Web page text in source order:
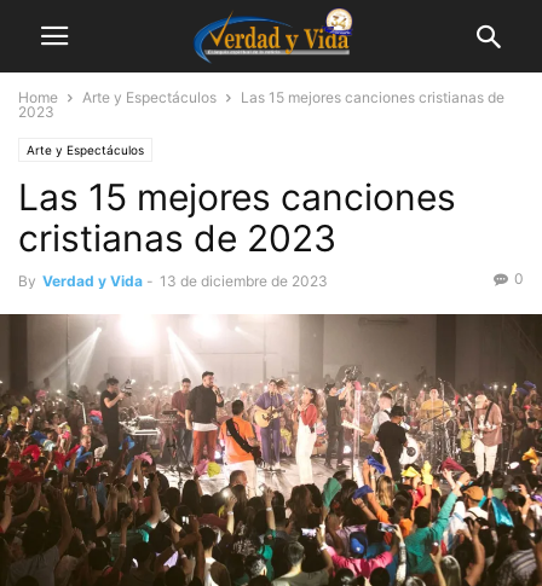
Home Arte y Espectáculos
Las 15 mejores canciones cristianas de
2023
Arte y Espectáculos
Las 15 mejores canciones
cristianas de 2023
By Verdad y Vida - 13 de diciembre de 2023 0